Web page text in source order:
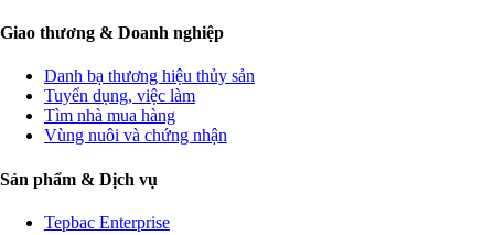
Giao thương & Doanh nghiệp
Danh bạ thương hiệu thủy sản
Tuyển dụng, việc làm
Tìm nhà mua hàng
Vùng nuôi và chứng nhận
Sản phẩm & Dịch vụ
Tepbac Enterprise